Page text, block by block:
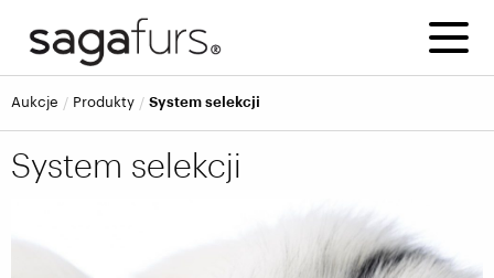
Aukcje Produkty System selekcji
System selekcji